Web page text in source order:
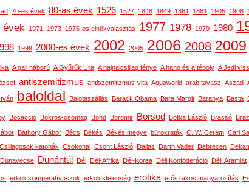
70-es évek 80-as évek 1526 1527 1848 1849 1861 1881 1905 1908
évek 1971 1973 1976-os elnökválasztás 1977 1978 1979 1980
1999 2000-es évek 2002 2005 2006 2008 2009
A gall háború A Gyűrűk Ura A hajnalcsillag fénye A hang és a téboly A Jedi
antiszemitizmus antiszemitizmus-vita Aquaworld arab tavasz Aszad
baloldal Balotaszállás Barack Obama Bara Margit Baranya Basta
Bocaccio Bokros-csomag Bond Boromir Borsod Botka László Brassó
Báthory Gábor Bécs Békés Békés megye bürokraták C. W. Ceram Carl
Csillagosok katonák Csokonai Csont László Dallas Darth Vader Debrecen
Dunavecse Dunántúl Dél Dél-Afrika Dél-Korea Déli Konföderáció Déli Áramlat
erkölcsi imperatívuszok erkölcstelenség erotika erőszakos magyarosítás